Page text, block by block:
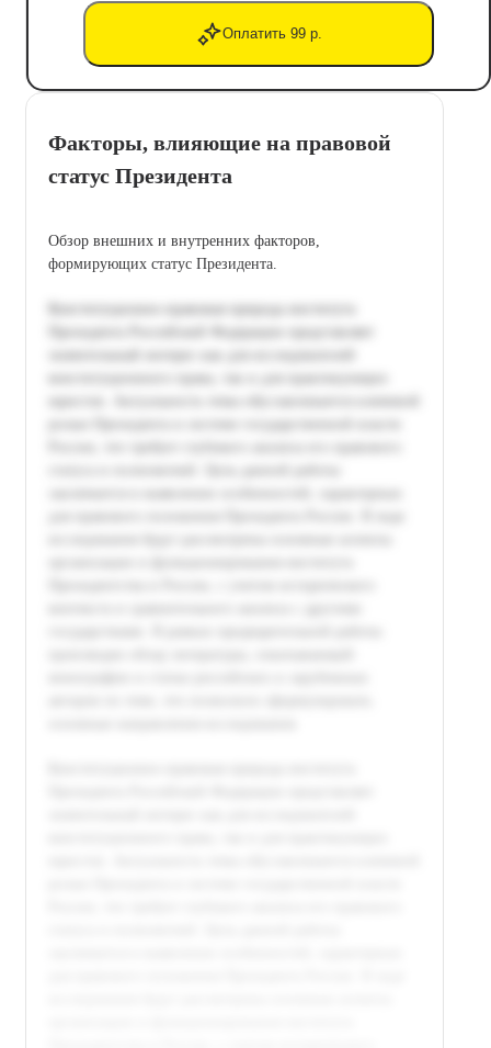
Оплатить 99 р.
Факторы, влияющие на правовой
статус Президента
Обзор внешних и внутренних факторов,
формирующих статус Президента.